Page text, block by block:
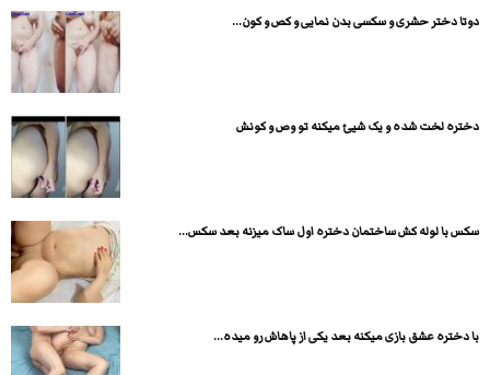
دوتا دختر حشری و سکسی بدن نمایی و کص و کون...
دختره لخت شده و یک شیئ میکنه تو وص و کونش
سکس با لوله کش ساختمان دختره اول ساک میزنه بعد سکس...
با دختره عشق بازی میکنه بعد یکی از پاهاش رو میده...